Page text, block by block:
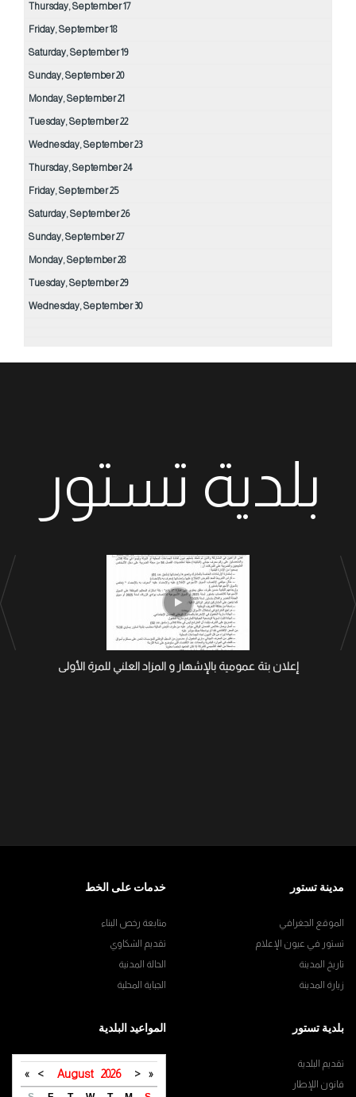
Thursday,September17
Friday,September18
Saturday,September19
Sunday,September20
Monday,September21
Tuesday,September22
Wednesday,September23
Thursday,September24
Friday,September25
Saturday,September26
Sunday,September27
Monday,September28
Tuesday,September29
Wednesday,September30
بلدية تستور
إعلان بتة عمومية بالإشهار و المزاد العلني للمرة الأولى
مدينة تستور
الموقع الجغرافي
تستور في عيون الإعلام
تاريخ المدينة
زيارة المدينة
خدمات على الخط
متابعة رخص البناء
تقديم الشكاوي
الحالة المدنية
الجباية المحلية
بلدية تستور
تقديم البلدية
قانون اللإطار
المواعيد البلدية
«
<
August 2026
>
»